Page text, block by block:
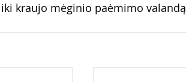
kraujo mėginio paėmimo valandą